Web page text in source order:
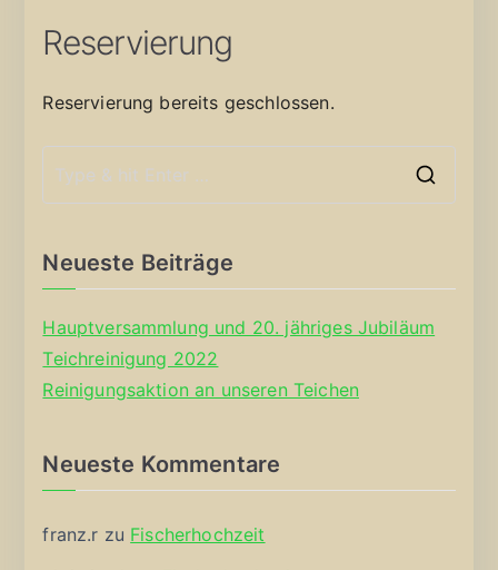
Reservierung
Reservierung bereits geschlossen.
Neueste Beiträge
Hauptversammlung und 20. jähriges Jubiläum
Teichreinigung 2022
Reinigungsaktion an unseren Teichen
Neueste Kommentare
franz.r zu Fischerhochzeit